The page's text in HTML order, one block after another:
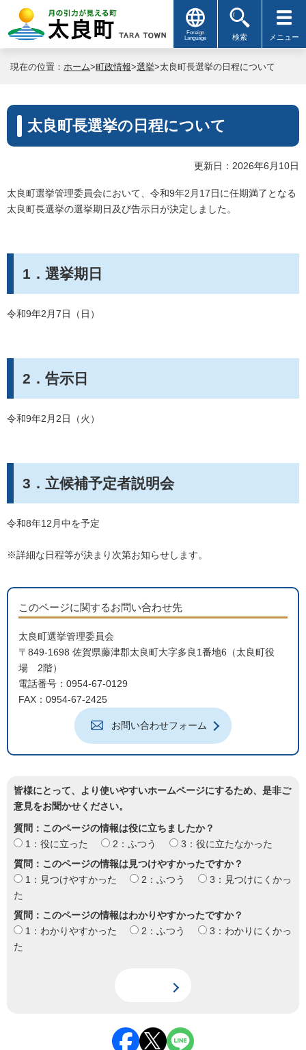
Foreign
Language
検索 メニュー
現在の位置： ホーム>町政情報>選挙>太良町長選挙の日程について
太良町長選挙の日程について
更新日：2026年6月10日
太良町選挙管理委員会において、令和9年2月17日に任期満了となる
太良町長選挙の選挙期日及び告示日が決定しました。
1．選挙期日
令和9年2月7日（日）
2．告示日
令和9年2月2日（火）
3．立候補予定者説明会
令和8年12月中を予定
※詳細な日程等が決まり次第お知らせします。
このページに関するお問い合わせ先
太良町選挙管理委員会
〒849-1698 佐賀県藤津郡太良町大字多良1番地6（太良町役
場 2階）
電話番号：0954-67-0129
FAX：0954-67-2425
お問い合わせフォーム
皆様にとって、より使いやすいホームページにするため、是非ご
意見をお聞かせください。
質問：このページの情報は役に立ちましたか？
1：役に立った
2：ふつう
3：役に立たなかった
質問：このページの情報は見つけやすかったですか？
1：見つけやすかった
2：ふつう
3：見つけにくかっ
た
質問：このページの情報はわかりやすかったですか？
1：わかりやすかった
2：ふつう
3：わかりにくかっ
た